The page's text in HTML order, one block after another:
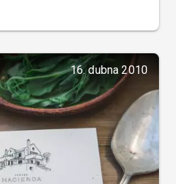
musí to být někdo kdo k
mezi našimi
nějakému odbornému
16. dubna 2010